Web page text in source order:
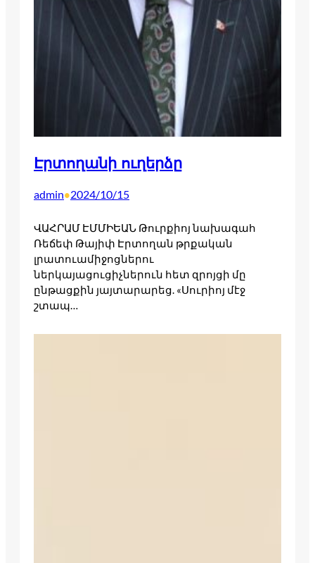
Էրտողանի ուղերձը
admin•2024/10/15
ՎԱՀՐԱՄ ԷՄՄԻԵԱՆ Թուրքիոյ նախագահ
Ռեճեփ Թայիփ Էրտողան թրքական
լրատուամիջոցներու
ներկայացուցիչներուն հետ զրոյցի մը
ընթացքին յայտարարեց. «Սուրիոյ մէջ
շտապ…